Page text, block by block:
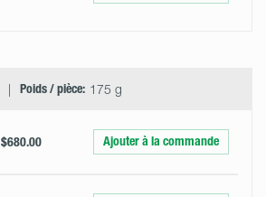
Poids / pièce: 175 g
$680.00 Ajouter à la commande